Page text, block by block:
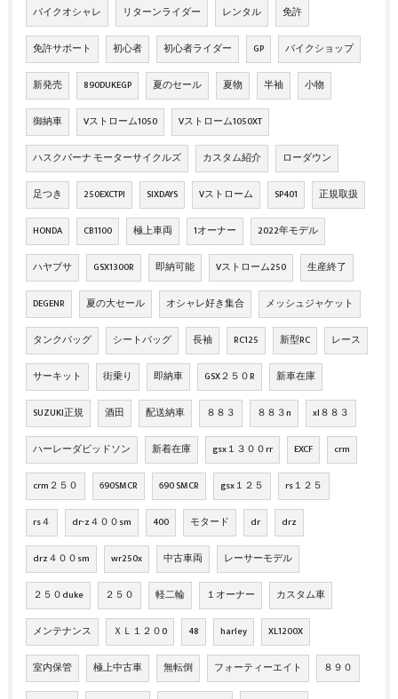
バイクオシャレ リターンライダー レンタル 免許
免許サポート 初心者 初心者ライダー GP バイクショップ
新発売 890DUKEGP 夏のセール 夏物 半袖 小物
御納車 Vストローム1050 Vストローム1050XT
ハスクバーナ モーターサイクルズ カスタム紹介 ローダウン
足つき 250EXCTPI SIXDAYS Vストローム SP401 正規取扱
HONDA CB1100 極上車両 1オーナー 2022年モデル
ハヤブサ GSX1300R 即納可能 Vストローム250 生産終了
DEGENR 夏の大セール オシャレ好き集合 メッシュジャケット
タンクバッグ シートバッグ 長袖 RC125 新型RC レース
サーキット 街乗り 即納車 GSX２５０R 新車在庫
SUZUKI正規 酒田 配送納車 ８８３ ８８３n xl８８３
ハーレーダビッドソン 新着在庫 gsx１３００rr EXCF crm
crm２５０ 690SMCR 690 SMCR gsx１２５ rs１２５
rs４ dr-z４００sm 400 モタード dr drz
drz４００sm wr250x 中古車両 レーサーモデル
２５０duke ２５０ 軽二輪 １オーナー カスタム車
メンテナンス ＸＬ１２０0 48 harley XL1200X
室内保管 極上中古車 無転倒 フォーティーエイト ８９０